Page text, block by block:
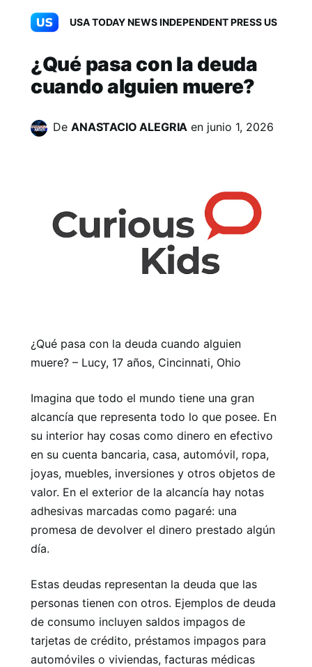
USA TODAY NEWS INDEPENDENT PRESS US
¿Qué pasa con la deuda
cuando alguien muere?
De ANASTACIO ALEGRIA en junio 1, 2026
¿Qué pasa con la deuda cuando alguien
muere? – Lucy, 17 años, Cincinnati, Ohio
Imagina que todo el mundo tiene una gran
alcancía que representa todo lo que posee. En
su interior hay cosas como dinero en efectivo
en su cuenta bancaria, casa, automóvil, ropa,
joyas, muebles, inversiones y otros objetos de
valor. En el exterior de la alcancía hay notas
adhesivas marcadas como pagaré: una
promesa de devolver el dinero prestado algún
día.
Estas deudas representan la deuda que las
personas tienen con otros. Ejemplos de deuda
de consumo incluyen saldos impagos de
tarjetas de crédito, préstamos impagos para
automóviles o viviendas, facturas médicas